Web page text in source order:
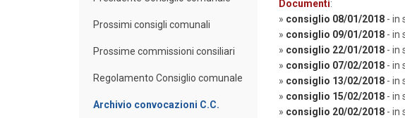
Prossimi consigli comunali
Prossime commissioni consiliari
Regolamento Consiglio comunale
Archivio convocazioni C.C.
Documenti:
» consiglio 08/01/2018- in
» consiglio 09/01/2018- in
» consiglio 22/01/2018- in
» consiglio 07/02/2018- in
» consiglio 13/02/2018- in
» consiglio 15/02/2018- in
» consiglio 20/02/2018- in